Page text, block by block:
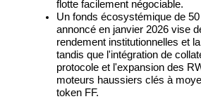
flotte facilement négociable.
Un fonds écosystémique de
annoncé en janvier 2026 vise
rendement institutionnelles et
tandis que l'intégration de
protocole et l'expansion des
moteurs haussiers clés à
token FF.